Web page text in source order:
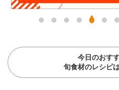
今日のおす
旬食材のレシピ